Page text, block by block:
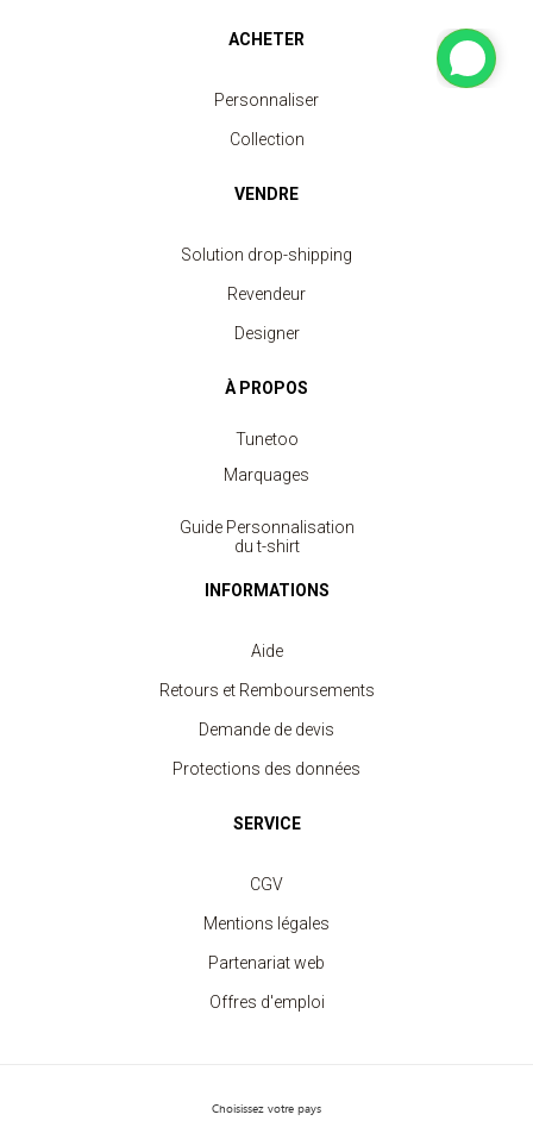
Débardeur Sport Femme
ACHETER
Personnaliser
Collection
VENDRE
Solution drop-shipping
Revendeur
Designer
À PROPOS
Tunetoo
Marquages
Guide Personnalisation
du t-shirt
INFORMATIONS
Aide
Retours et Remboursements
Demande de devis
Protections des données
SERVICE
CGV
Mentions légales
Partenariat web
Offres d'emploi
Choisissez votre pays